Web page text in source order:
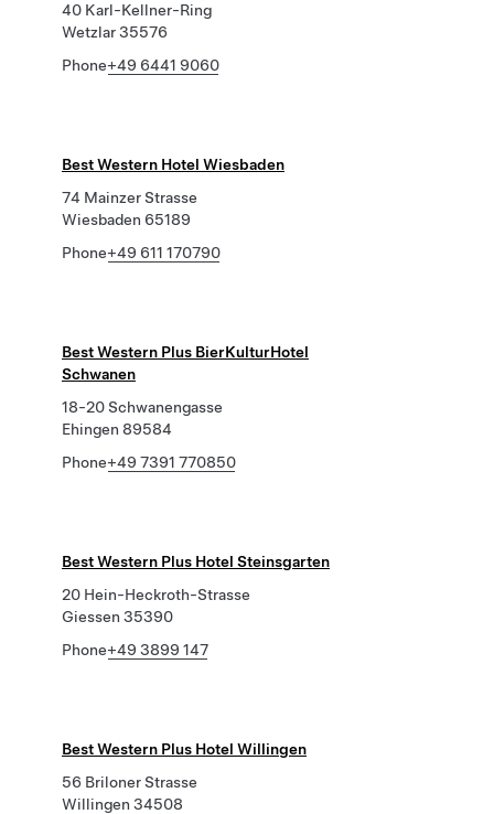
40 Karl-Kellner-Ring
Wetzlar 35576
Phone+49 6441 9060
Best Western Hotel Wiesbaden
74 Mainzer Strasse
Wiesbaden 65189
Phone+49 611 170790
Best Western Plus BierKulturHotel
Schwanen
18-20 Schwanengasse
Ehingen 89584
Phone+49 7391 770850
Best Western Plus Hotel Steinsgarten
20 Hein-Heckroth-Strasse
Giessen 35390
Phone+49 3899 147
Best Western Plus Hotel Willingen
56 Briloner Strasse
Willingen 34508